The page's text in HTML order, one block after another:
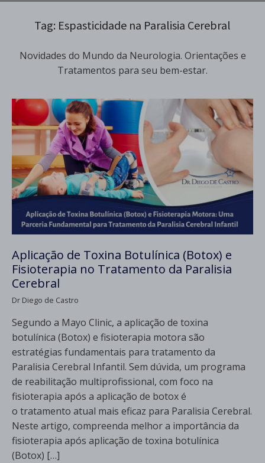
Tag: Espasticidade na Paralisia Cerebral
Novidades do Mundo da Neurologia. Orientações e
Tratamentos para seu bem-estar.
Aplicação de Toxina Botulínica (Botox) e
Fisioterapia no Tratamento da Paralisia
Cerebral
Dr Diego de Castro
Segundo a Mayo Clinic, a aplicação de toxina
botulínica (Botox) e fisioterapia motora são
estratégias fundamentais para tratamento da
Paralisia Cerebral Infantil. Sem dúvida, um programa
de reabilitação multiprofissional, com foco na
fisioterapia após a aplicação de botox é
o tratamento atual mais eficaz para Paralisia Cerebral.
Neste artigo, compreenda melhor a importância da
fisioterapia após aplicação de toxina botulínica
(Botox) […]